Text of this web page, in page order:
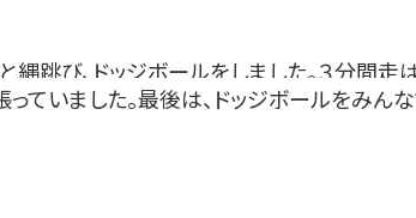
縄跳び、ドッジボールをしました。３分間
っていました。最後は、ドッジボールをみん